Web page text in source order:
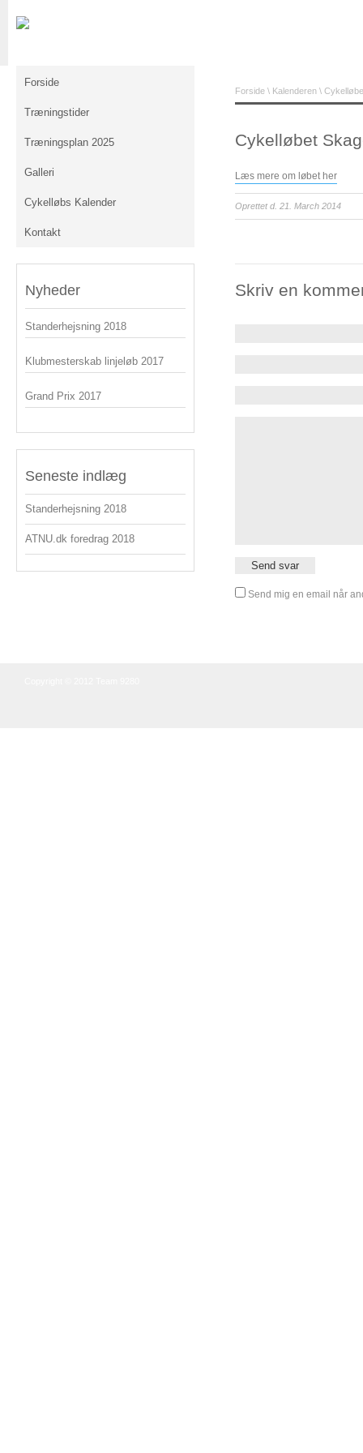
Forside
Træningstider
Træningsplan 2025
Galleri
Cykelløbs Kalender
Kontakt
Nyheder
Standerhejsning 2018
Klubmesterskab linjeløb 2017
Grand Prix 2017
Seneste indlæg
Standerhejsning 2018
ATNU.dk foredrag 2018
Forside \ Kalenderen \
Cykelløbet
Læs mere om løbet her
Oprettet d. 21. March 2014
Skriv en
Send mig en email når